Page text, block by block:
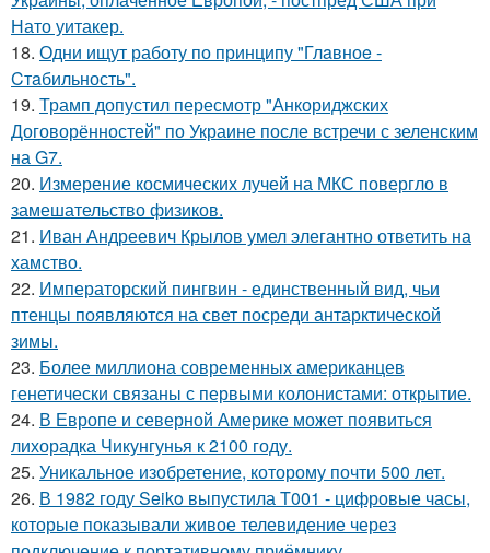
Нато уитакер.
18. Одни ищут работу по принципу "Глaвноe -
Cтaбильность".
19. Трамп допустил пересмотр "Анкориджских
Договорённостей" по Украине после встречи с зеленским
на G7.
20. Измерение космических лучей на МКС повергло в
замешательство физиков.
21. Иван Андреевич Крылов умел элегантно ответить на
хамство.
22. Императорский пингвин - единственный вид, чьи
птенцы появляются на свет посреди антарктической
зимы.
23. Более миллиона современных американцев
генетически связаны с первыми колонистами: открытие.
24. В Европе и северной Америке может появиться
лихорадка Чикунгунья к 2100 году.
25. Уникальное изобретение, которому почти 500 лет.
26. В 1982 году Seiko выпустила T001 - цифровые часы,
которые показывали живое телевидение через